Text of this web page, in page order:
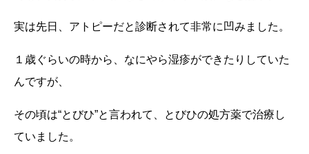
実は先日、アトピーだと診断されて非常に凹みました。
１歳ぐらいの時から、なにやら湿疹ができたりしていた
んですが、
その頃は“とびひ”と言われて、とびひの処方薬で治療し
ていました。